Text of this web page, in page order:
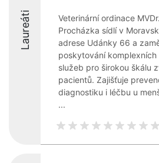
Laureáti
Veterinární ordinace
Procházka sídlí v
adrese Udánky 66 a
poskytování
služeb pro širokou škálu
pacientů. Zajišťuje
diagnostiku i léčbu u
...